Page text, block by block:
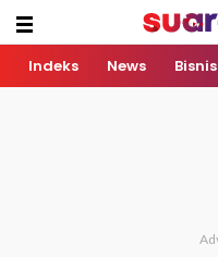
Indeks News Bisnis